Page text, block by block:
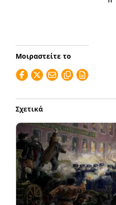
Μοιραστείτε το
Σχετικά